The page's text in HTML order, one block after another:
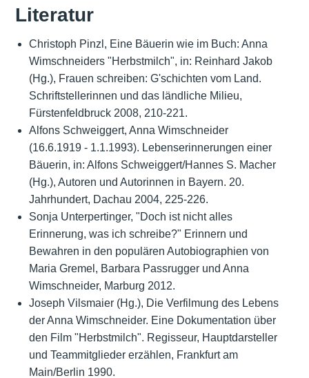
Literatur
Christoph Pinzl, Eine Bäuerin wie im Buch: Anna
Wimschneiders "Herbstmilch", in: Reinhard Jakob
(Hg.), Frauen schreiben: G'schichten vom Land.
Schriftstellerinnen und das ländliche Milieu,
Fürstenfeldbruck 2008, 210-221.
Alfons Schweiggert, Anna Wimschneider
(16.6.1919 - 1.1.1993). Lebenserinnerungen einer
Bäuerin, in: Alfons Schweiggert/Hannes S. Macher
(Hg.), Autoren und Autorinnen in Bayern. 20.
Jahrhundert, Dachau 2004, 225-226.
Sonja Unterpertinger, "Doch ist nicht alles
Erinnerung, was ich schreibe?" Erinnern und
Bewahren in den populären Autobiographien von
Maria Gremel, Barbara Passrugger und Anna
Wimschneider, Marburg 2012.
Joseph Vilsmaier (Hg.), Die Verfilmung des Lebens
der Anna Wimschneider. Eine Dokumentation über
den Film "Herbstmilch". Regisseur, Hauptdarsteller
und Teammitglieder erzählen, Frankfurt am
Main/Berlin 1990.